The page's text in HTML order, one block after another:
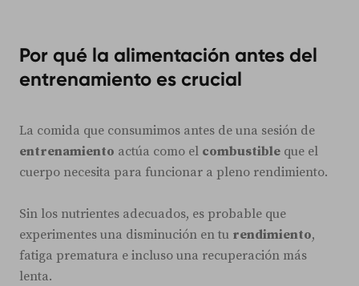
Por qué la alimentación antes del
entrenamiento es crucial
La comida que consumimos antes de una sesión de
entrenamiento actúa como el combustible que el
cuerpo necesita para funcionar a pleno rendimiento.
Sin los nutrientes adecuados, es probable que
experimentes una disminución en tu rendimiento,
fatiga prematura e incluso una recuperación más
lenta.